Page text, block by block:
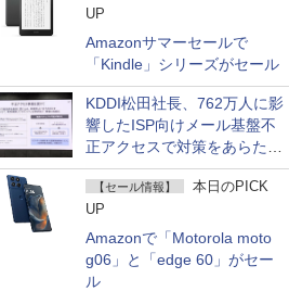
UP
Amazonサマーセールで
「Kindle」シリーズがセール
KDDI松田社長、762万人に影
響したISP向けメール基盤不
正アクセスで対策をあらため
て説明
【セール情報】
本日のPICK
UP
Amazonで「Motorola moto
g06」と「edge 60」がセー
ル